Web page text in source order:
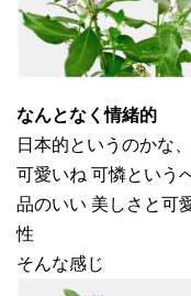
なんとなく情緒的
日本的というのかな、
可愛いね 可憐という
品のいい 美しさと可
性
そんな感じ